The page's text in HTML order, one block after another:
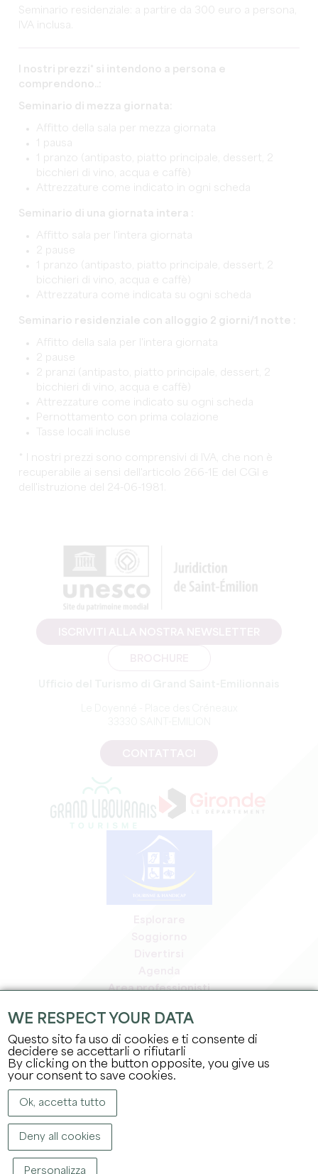
Seminario residenziale: a partire da 300 euro a persona,
IVA inclusa.
I nostri prezzi* si intendono a persona e
comprendono..:
Seminario di mezza giornata:
Affitto della sala per mezza giornata
1 pausa
1 pranzo (antipasto, piatto principale, dessert, 2
bicchieri di vino, acqua e caffè)
Attrezzature come indicato in ogni scheda
Seminario di una giornata intera :
Affitto sala per l'intera giornata
2 pause
1 pranzo (antipasto, piatto principale, dessert, 2
bicchieri di vino, acqua e caffè)
Attrezzatura come indicata su ogni scheda
Seminario residenziale con alloggio 2 giorni/1 notte :
Affitto della sala per l'intera giornata
2 pause
2 pranzi (antipasto, piatto principale, dessert, 2
bicchieri di vino, acqua e caffè)
Attrezzature come indicato su ogni scheda
Pernottamento con prima colazione
Tasse locali incluse
* I nostri prezzi sono comprensivi di IVA, che non è
recuperabile ai sensi dell'articolo 266-1E del CGI e
dell'istruzione del 24-06-1981.
Area professionisti
Area stampa
Offerte di lavoro e stage
Informazioni legali
Informativa sulla privacy
WE RESPECT YOUR DATA
Questo sito fa uso di cookies e ti consente di
decidere se accettarli o rifiutarli
By clicking on the button opposite, you give us
your consent to save cookies.
Ok, accetta tutto
Deny all cookies
Personalizza